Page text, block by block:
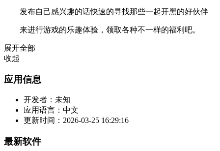
发布自己感兴趣的话快速的寻找那些一起开黑的好伙伴
来进行游戏的乐趣体验，领取各种不一样的福利吧。
展开全部
收起
应用信息
开发者： 未知
应用语言： 中文
更新时间： 2026-03-25 16:29:16
最新软件